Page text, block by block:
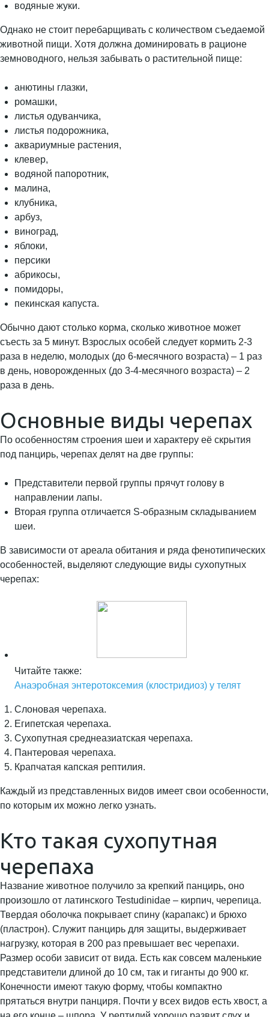
водяные жуки.
Однако не стоит перебарщивать с количеством съедаемой
животной пищи. Хотя должна доминировать в рационе
земноводного, нельзя забывать о растительной пище:
анютины глазки,
ромашки,
листья одуванчика,
листья подорожника,
аквариумные растения,
клевер,
водяной папоротник,
малина,
клубника,
арбуз,
виноград,
яблоки,
персики
абрикосы,
помидоры,
пекинская капуста.
Обычно дают столько корма, сколько животное может
съесть за 5 минут. Взрослых особей следует кормить 2-3
раза в неделю, молодых (до 6-месячного возраста) – 1 раз
в день, новорожденных (до 3-4-месячного возраста) – 2
раза в день.
Основные виды черепах
По особенностям строения шеи и характеру её скрытия
под панцирь, черепах делят на две группы:
Представители первой группы прячут голову в
направлении лапы.
Вторая группа отличается S-образным складыванием
шеи.
В зависимости от ареала обитания и ряда фенотипических
особенностей, выделяют следующие виды сухопутных
черепах:
Читайте также:
Анаэробная энтеротоксемия (клостридиоз) у телят
Слоновая черепаха.
Египетская черепаха.
Сухопутная среднеазиатская черепаха.
Пантеровая черепаха.
Крапчатая капская рептилия.
Каждый из представленных видов имеет свои особенности,
по которым их можно легко узнать.
Кто такая сухопутная
черепаха
Название животное получило за крепкий панцирь, оно
произошло от латинского Testudinidae – кирпич, черепица.
Твердая оболочка покрывает спину (карапакс) и брюхо
(пластрон). Служит панцирь для защиты, выдерживает
нагрузку, которая в 200 раз превышает вес черепахи.
Размер особи зависит от вида. Есть как совсем маленькие
представители длиной до 10 см, так и гиганты до 900 кг.
Конечности имеют такую форму, чтобы компактно
прятаться внутри панциря. Почти у всех видов есть хвост, а